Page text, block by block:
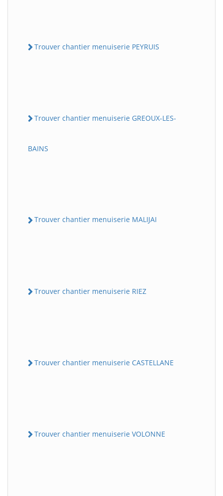
Trouver chantier menuiserie PEYRUIS
Trouver chantier menuiserie GREOUX-LES-
BAINS
Trouver chantier menuiserie MALIJAI
Trouver chantier menuiserie RIEZ
Trouver chantier menuiserie CASTELLANE
Trouver chantier menuiserie VOLONNE